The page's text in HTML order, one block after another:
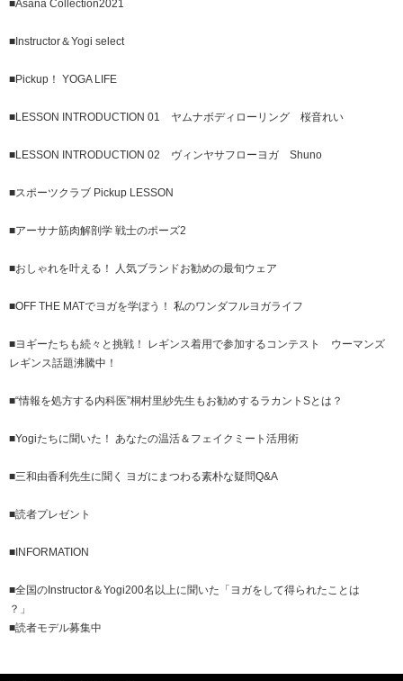
■Asana Collection2021
■Instructor＆Yogi select
■Pickup！ YOGA LIFE
■LESSON INTRODUCTION 01 ヤムナボディローリング 桜音れい
■LESSON INTRODUCTION 02 ヴィンヤサフローヨガ Shuno
■スポーツクラブ Pickup LESSON
■アーサナ筋肉解剖学 戦士のポーズ2
■おしゃれを叶える！ 人気ブランドお勧めの最旬ウェア
■OFF THE MATでヨガを学ぼう！ 私のワンダフルヨガライフ
■ヨギーたちも続々と挑戦！ レギンス着用で参加するコンテスト ウーマンズ
レギンス話題沸騰中！
■“情報を処方する内科医”桐村里紗先生もお勧めするラカントSとは？
■Yogiたちに聞いた！ あなたの温活＆フェイクミート活用術
■三和由香利先生に聞く ヨガにまつわる素朴な疑問Q&A
■読者プレゼント
■INFORMATION
■全国のInstructor＆Yogi200名以上に聞いた「ヨガをして得られたことは
？」
■読者モデル募集中